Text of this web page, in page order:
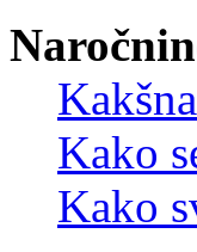
Kako
Kako